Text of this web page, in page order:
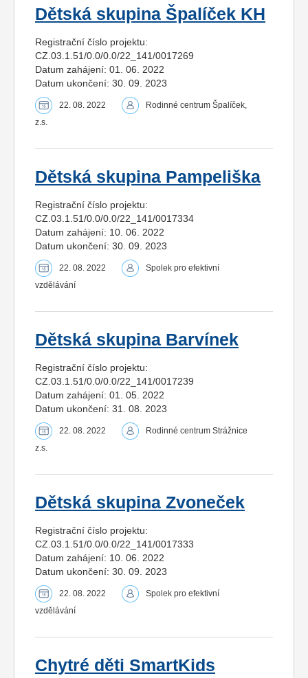
Dětská skupina Špalíček KH
Registrační číslo projektu:
CZ.03.1.51/0.0/0.0/22_141/0017269
Datum zahájení: 01. 06. 2022
Datum ukončení: 30. 09. 2023
22. 08. 2022
Rodinné centrum Špalíček,
z.s.
Dětská skupina Pampeliška
Registrační číslo projektu:
CZ.03.1.51/0.0/0.0/22_141/0017334
Datum zahájení: 10. 06. 2022
Datum ukončení: 30. 09. 2023
22. 08. 2022
Spolek pro efektivní
vzdělávání
Dětská skupina Barvínek
Registrační číslo projektu:
CZ.03.1.51/0.0/0.0/22_141/0017239
Datum zahájení: 01. 05. 2022
Datum ukončení: 31. 08. 2023
22. 08. 2022
Rodinné centrum Strážnice
z.s.
Dětská skupina Zvoneček
Registrační číslo projektu:
CZ.03.1.51/0.0/0.0/22_141/0017333
Datum zahájení: 10. 06. 2022
Datum ukončení: 30. 09. 2023
22. 08. 2022
Spolek pro efektivní
vzdělávání
Chytré děti SmartKids